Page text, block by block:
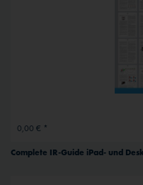
0,00 € *
Complete IR-Guide iPad- und